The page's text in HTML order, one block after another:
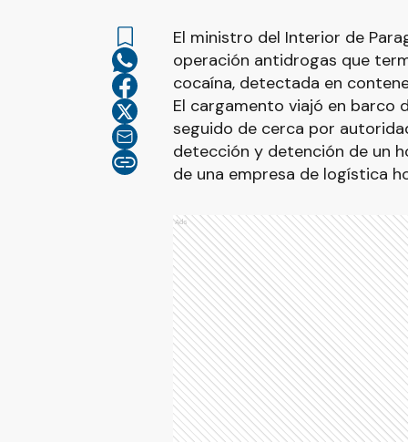
El ministro del Interior de
operación antidrogas que
cocaína, detectada en
El cargamento viajó en barco
seguido de cerca por
detección y detención de un
de una empresa de logística
Ads